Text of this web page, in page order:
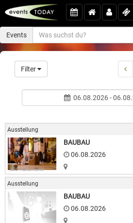
Events
Filter
06.08.2026 -
Ausstellung
Bild: Kulturkurier
BAUBAU
06.08.2026
Ausstellung
BAUBAU
06.08.2026